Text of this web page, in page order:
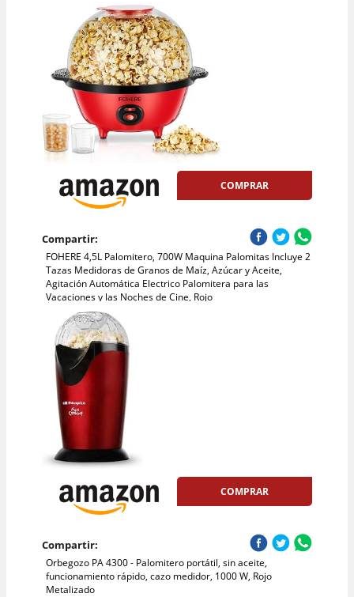
COMPRAR
Compartir:
FOHERE 4,5L Palomitero, 700W Maquina Palomitas Incluye 2
Tazas Medidoras de Granos de Maíz, Azúcar y Aceite,
Agitación Automática Electrico Palomitera para las
Vacaciones y las Noches de Cine, Rojo
COMPRAR
Compartir:
Orbegozo PA 4300 - Palomitero portátil, sin aceite,
funcionamiento rápido, cazo medidor, 1000 W, Rojo
Metalizado